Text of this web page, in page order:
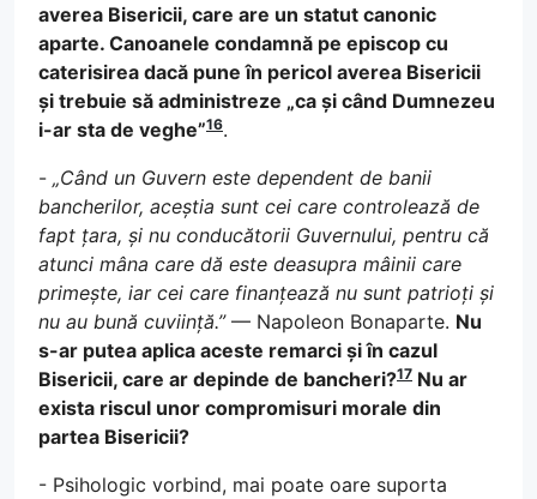
averea Bisericii, care are un statut canonic
aparte. Canoanele condamnă pe episcop cu
caterisirea dacă pune în pericol averea Bisericii
și trebuie să administreze „ca și când Dumnezeu
i-ar sta de veghe”16.
- „Când un Guvern este dependent de banii
bancherilor, aceștia sunt cei care controlează de
fapt țara, și nu conducătorii Guvernului, pentru că
atunci mâna care dă este deasupra mâinii care
primește, iar cei care finanțează nu sunt patrioți și
nu au bună cuviință.”— Napoleon Bonaparte. Nu
s-ar putea aplica aceste remarci și în cazul
Bisericii, care ar depinde de bancheri?17 Nu ar
exista riscul unor compromisuri morale din
partea Bisericii?
- Psihologic vorbind, mai poate oare suporta